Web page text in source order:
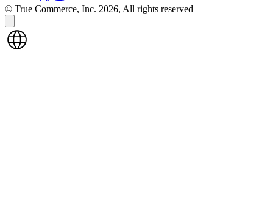
© True Commerce, Inc. 2026, All rights reserved